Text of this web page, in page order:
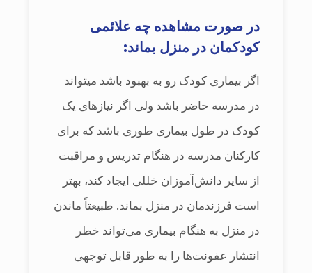
در صورت مشاهده چه علائمی
کودکمان در منزل بماند:
اگر بیماری کودک رو به بهبود باشد می‎تواند
در مدرسه حاضر باشد ولی اگر نیازهای یک
کودک در طول بیماری طوری باشد که برای
کارکنان مدرسه در هنگام تدریس و مراقبت
از سایر دانش‌آموزان خللی ایجاد کند، بهتر
است فرزندمان در منزل بماند. طبیعتاً ماندن
در منزل به هنگام بیماری می‌تواند خطر
انتشار عفونت‌ها را به طور قابل توجهی